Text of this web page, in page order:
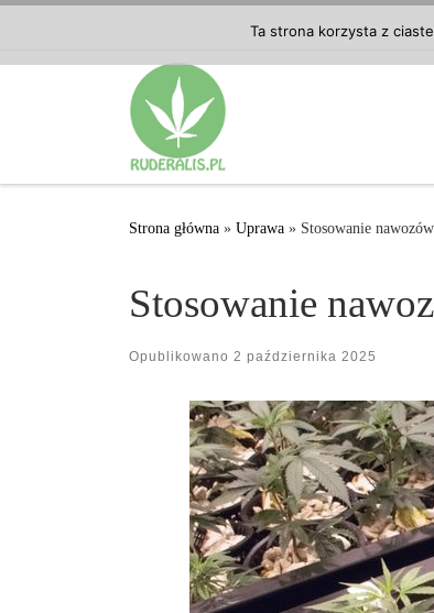
Strona główna » Uprawa » Stosowanie
Stosowanie
Opublikowano 2 października 2025
Ta strona korzysta z